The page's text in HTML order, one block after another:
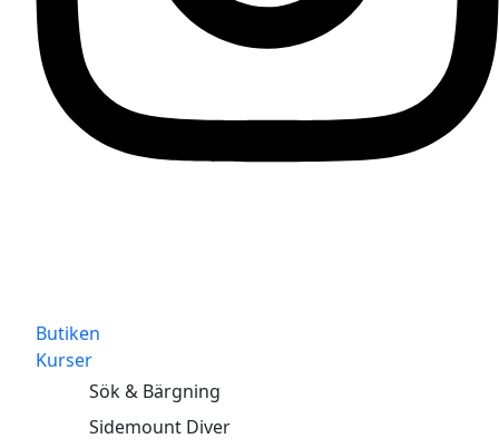
Butiken
Kurser
Sök & Bärgning
Sidemount Diver